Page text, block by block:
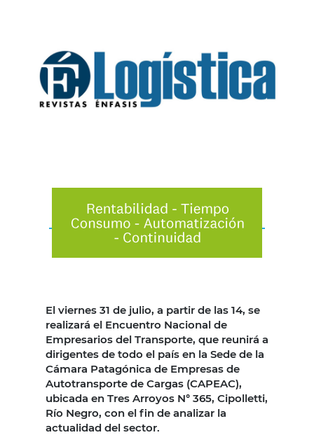
El viernes 31 de julio, a partir de las 14, se
realizará el Encuentro Nacional de
Empresarios del Transporte, que reunirá a
dirigentes de todo el país en la Sede de la
Cámara Patagónica de Empresas de
Autotransporte de Cargas (CAPEAC),
ubicada en Tres Arroyos N° 365, Cipolletti,
Río Negro, con el fin de analizar la
actualidad del sector.